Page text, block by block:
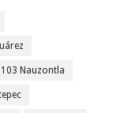
103 Nauzontla